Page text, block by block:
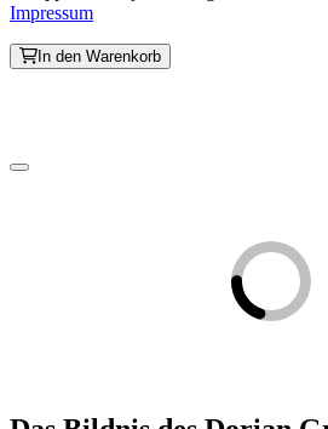
Impressum
In den Warenkorb